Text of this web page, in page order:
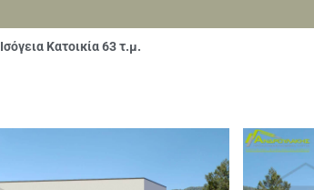
Ισόγεια Κατοικία 63 τ.μ.